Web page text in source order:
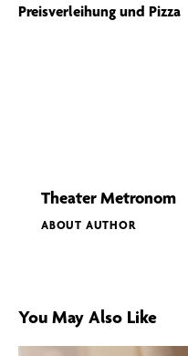
Preisverleihung und Pizza
Theater Metronom
ABOUT AUTHOR
You May Also Like